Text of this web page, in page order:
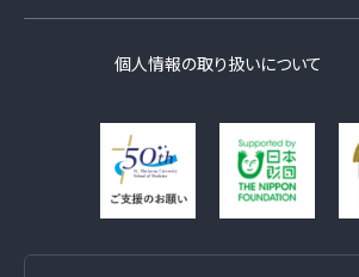
個人情報の取り扱いについて